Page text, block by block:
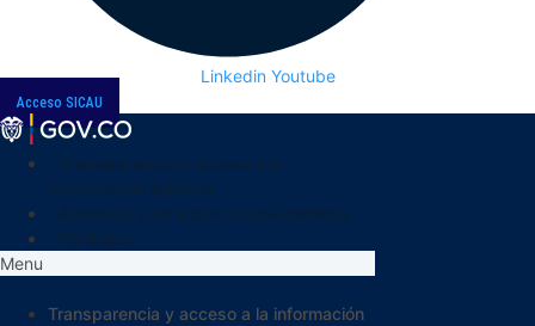
Linkedin Youtube
Acceso SICAU
Menu
Transparencia y acceso a la información